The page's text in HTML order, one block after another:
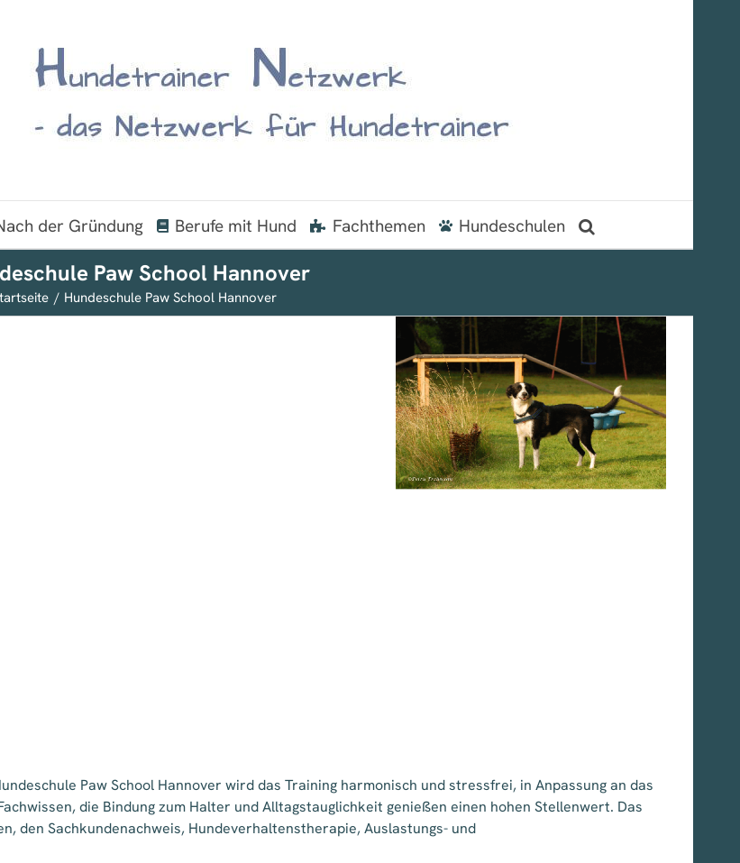
der Gründung Berufe mit Hund Fachthemen Hundeschulen
Paw School Hannover
Hundeschule Paw School Hannover
Paw School Hannover wird das Training harmonisch und stressfrei, in Anpassung an das
die Bindung zum Halter und Alltagstauglichkeit genießen einen hohen Stellenwert. Das
den Sachkundenachweis, Hundeverhaltenstherapie, Auslastungs- und